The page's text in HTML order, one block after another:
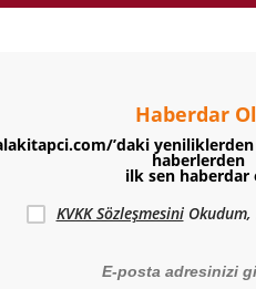
Haberdar
’daki yeniliklerden
haberlerden
ilk sen haberdar
KVKK SözleşmesiniOkudum,